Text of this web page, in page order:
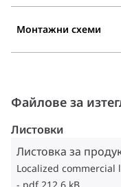
Монтажни схеми
Файлове за
Листовки
Листовка за
Localized commercial
pdf 212.6 kB